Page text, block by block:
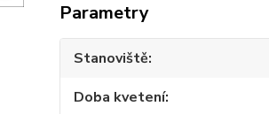
Parametry
Stanoviště
Doba kvetení